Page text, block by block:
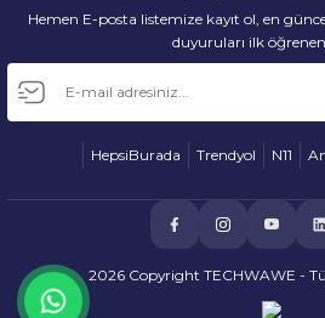
Hemen E-posta listemize kayıt ol, en
duyuruları ilk öğrenen
HepsiBurada Trendyol N11
2026 Copyright TECHWAWE -